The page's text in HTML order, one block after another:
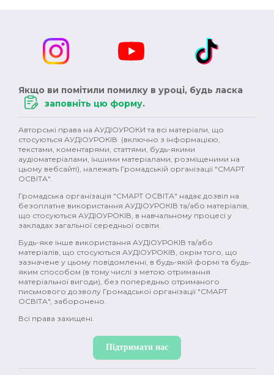
Якщо ви помітили помилку в уроці, будь ласка
заповніть цю форму.
Авторські права на АУДІОУРОКИ та всі матеріали, що
стосуються АУДІОУРОКІВ (включно з інформацією,
текстами, коментарями, статтями, будь-якими
аудіоматеріалами, іншими матеріалами, розміщеними на
цьому вебсайті), належать Громадській організації "СМАРТ
ОСВІТА".
Громадська організація "СМАРТ ОСВІТА" надає дозвіл на
безоплатне використання АУДІОУРОКІВ та/або матеріалів,
що стосуються АУДІОУРОКІВ, в навчальному процесі у
закладах загальної середньої освіти.
Будь-яке інше використання АУДІОУРОКІВ та/або
матеріалів, що стосуються АУДІОУРОКІВ, окрім того, що
зазначене у цьому повідомленні, в будь-якій формі та будь-
яким способом (в тому числі з метою отримання
матеріальної вигоди), без попередньо отриманого
письмового дозволу Громадської організації "СМАРТ
ОСВІТА", заборонено.
Всі права захищені.
Підтримати нас